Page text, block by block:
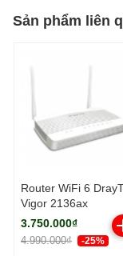
Sản phẩm liên
Router WiFi 6
Vigor 2136ax
3.750.000₫
4.990.000₫ -25%